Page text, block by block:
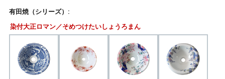
有田焼（シリーズ）:
染付大正ロマン／そめつけたいしょうろまん